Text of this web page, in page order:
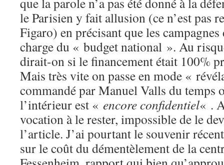
le Parisien y fait allusion (ce n’est pas
Figaro) en précisant que les campagnes
charge du « budget national ». Au
dirait-on si le financement était 100%
Mais très vite on passe en mode «
commandé par Manuel Valls du temps
l’intérieur est « encore confidentiel« .
vocation à le rester, impossible de le
l’article. J’ai pourtant le souvenir
sur le coût du démentèlement de la